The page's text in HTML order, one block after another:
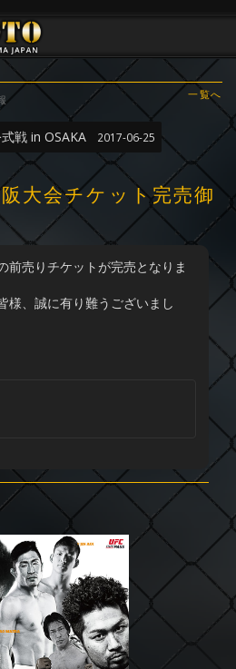
一覧へ
戦 in OSAKA 2017-06-25
大会チケット完売御
前売りチケットが完売となりま
様、誠に有り難うございまし